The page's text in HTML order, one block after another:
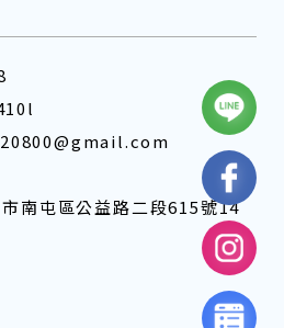
南屯區公益路二段615號14